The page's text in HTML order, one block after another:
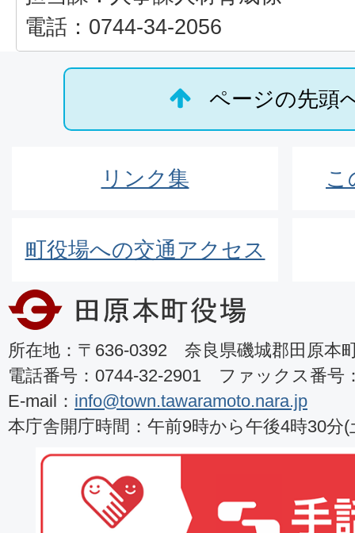
電話：0744-34-2056
ページの先頭
リンク集 こ
町役場への交通アクセス
所在地：〒636-0392 奈良県磯城郡田原本
電話番号：0744-32-2901 ファックス番号
E-mail： info@town.tawaramoto.nara.jp
本庁舎開庁時間：午前9時から午後4時30分